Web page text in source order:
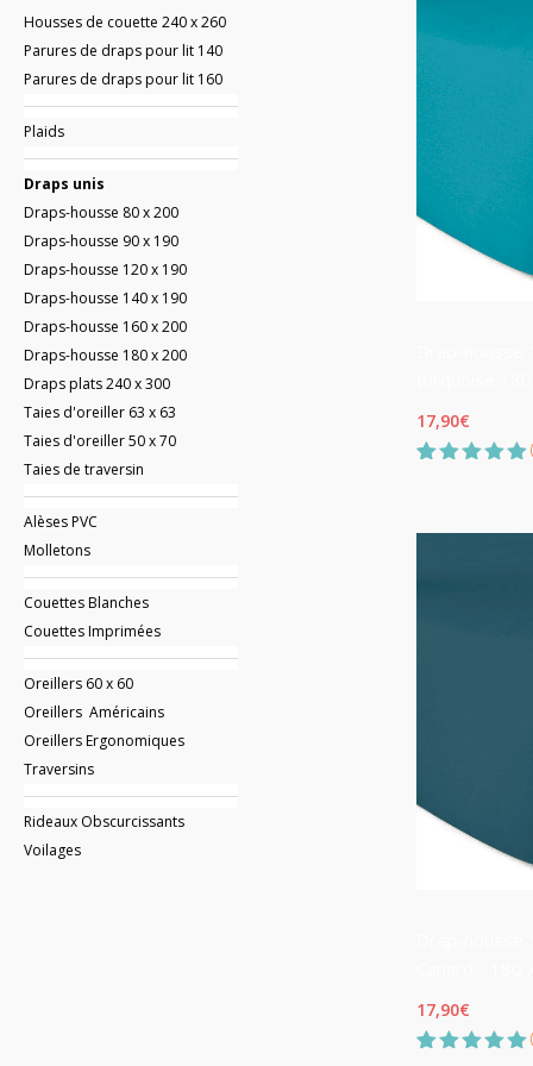
Housses de couette 240 x 260
Parures de draps pour lit 140
Parures de draps pour lit 160
Plaids
Draps unis
Draps-housse 80 x 200
Draps-housse 90 x 190
Draps-housse 120 x 190
Draps-housse 140 x 190
Draps-housse 160 x 200
Draps-housse 180 x 200
Draps plats 240 x 300
Taies d'oreiller 63 x 63
Taies d'oreiller 50 x 70
Taies de traversin
Alèses PVC
Molletons
Couettes Blanches
Couettes Imprimées
Oreillers 60 x 60
Oreillers Américains
Oreillers Ergonomiques
Traversins
Rideaux Obscurcissants
Voilages
17,90€
notation
(
17,90€
(